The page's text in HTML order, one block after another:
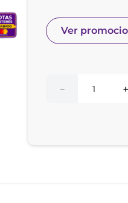
Ver
＋
－